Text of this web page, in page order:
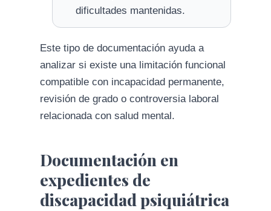
dificultades mantenidas.
Este tipo de documentación ayuda a
analizar si existe una limitación funcional
compatible con incapacidad permanente,
revisión de grado o controversia laboral
relacionada con salud mental.
Documentación en
expedientes de
discapacidad psiquiátrica